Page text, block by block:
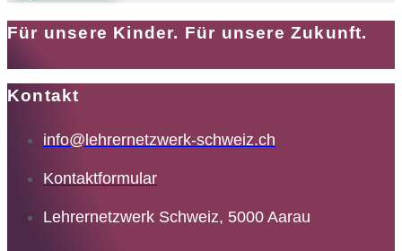
Für unsere Kinder. Für unsere Zukunft.
Kontakt
info@lehrernetzwerk-schweiz.ch
Kontaktformular
Lehrernetzwerk Schweiz, 5000 Aarau